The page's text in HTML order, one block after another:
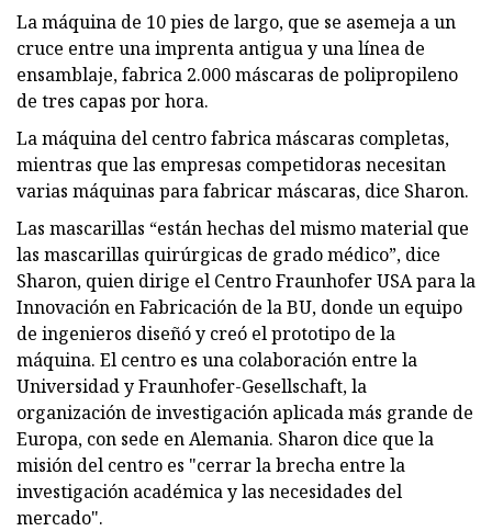
La máquina de 10 pies de largo, que se asemeja a un
cruce entre una imprenta antigua y una línea de
ensamblaje, fabrica 2.000 máscaras de polipropileno
de tres capas por hora.
La máquina del centro fabrica máscaras completas,
mientras que las empresas competidoras necesitan
varias máquinas para fabricar máscaras, dice Sharon.
Las mascarillas “están hechas del mismo material que
las mascarillas quirúrgicas de grado médico”, dice
Sharon, quien dirige el Centro Fraunhofer USA para la
Innovación en Fabricación de la BU, donde un equipo
de ingenieros diseñó y creó el prototipo de la
máquina. El centro es una colaboración entre la
Universidad y Fraunhofer-Gesellschaft, la
organización de investigación aplicada más grande de
Europa, con sede en Alemania. Sharon dice que la
misión del centro es "cerrar la brecha entre la
investigación académica y las necesidades del
mercado".